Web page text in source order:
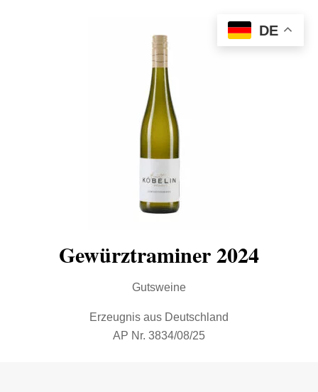
Gewürztraminer 2024
Gutsweine
Erzeugnis aus Deutschland
AP Nr. 3834/08/25
DE